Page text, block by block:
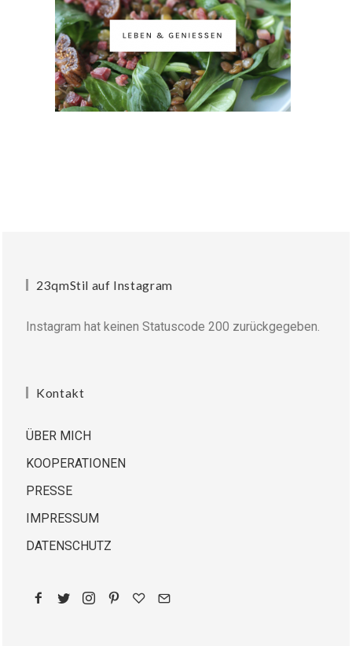
23qmStil auf Instagram
Instagram hat keinen Statuscode 200 zurückgegeben.
Kontakt
ÜBER MICH
KOOPERATIONEN
PRESSE
IMPRESSUM
DATENSCHUTZ